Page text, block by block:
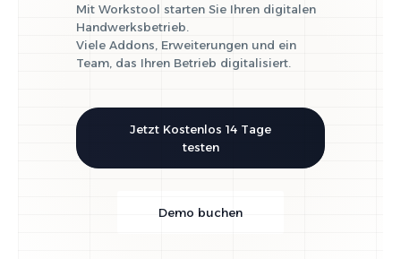
Mit Workstool starten Sie Ihren digitalen
Handwerksbetrieb.
Viele Addons, Erweiterungen und ein
Team, das Ihren Betrieb digitalisiert.
Jetzt Kostenlos 14 Tage
testen
Demo buchen